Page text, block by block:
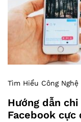
Tìm Hiểu Công Nghệ
Hướng dẫn
Facebook cực